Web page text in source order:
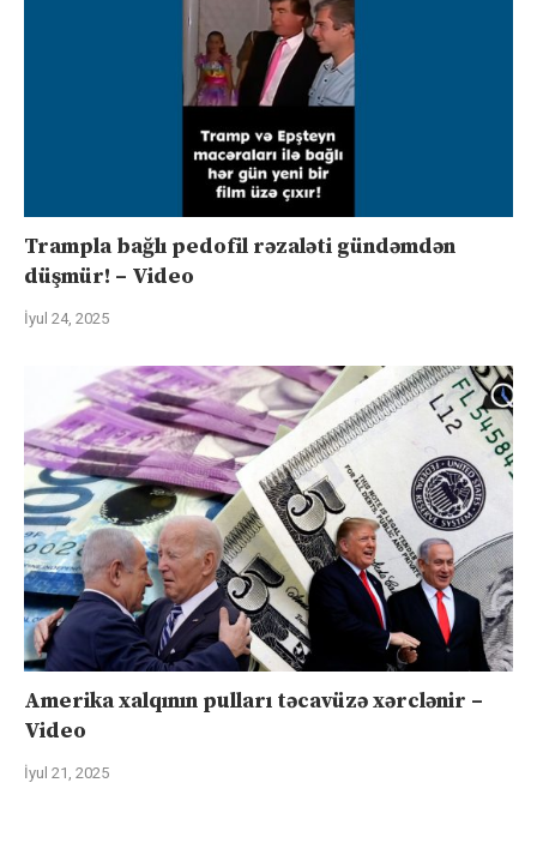
Trampla bağlı pedofil rəzaləti gündəmdən
düşmür! – Video
İyul 24, 2025
Amerika xalqının pulları təcavüzə xərclənir –
Video
İyul 21, 2025